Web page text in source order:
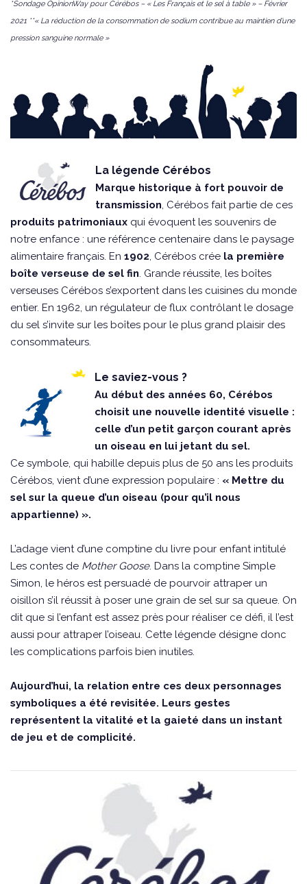
*Sondage OpinionWay pour Cérébos – « Les Français et le sel à table » – Février
2021 **« La réduction de la consommation de sodium contribue au maintien d’une
pression sanguine normale »
La légende Cérébos
Marque historique à fort pouvoir de
transmission, Cérébos fait partie de ces
produits patrimoniaux qui évoquent les souvenirs de
notre enfance : une référence centenaire dans le paysage
alimentaire français. En 1902, Cérébos crée la première
boîte verseuse de sel fin. Grande réussite, les boîtes
verseuses Cérébos s’exportent dans les cuisines du monde
entier. En 1962, un régulateur de flux contrôlant le dosage
du sel s’invite sur les boîtes pour le plus grand plaisir des
consommateurs.
Le saviez-vous ?
Au début des années 60, Cérébos
choisit une nouvelle identité visuelle :
celle d’un petit garçon courant après
un oiseau en lui jetant du sel.
Ce symbole, qui habille depuis plus de 50 ans les produits
Cérébos, vient d’une expression populaire : « Mettre du
sel sur la queue d’un oiseau (pour qu’il nous
appartienne) ».
L’adage vient d’une comptine du livre pour enfant intitulé
Les contes de Mother Goose. Dans la comptine Simple
Simon, le héros est persuadé de pourvoir attraper un
oisillon s’il réussit à poser une grain de sel sur sa queue. On
dit que si l’enfant est assez près pour réaliser ce défi, il l’est
aussi pour attraper l’oiseau. Cette légende désigne donc
les complications parfois bien inutiles.
Aujourd’hui, la relation entre ces deux personnages
symboliques a été revisitée. Leurs gestes
représentent la vitalité et la gaieté dans un instant
de jeu et de complicité.